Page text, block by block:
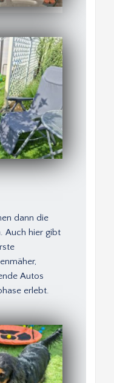
dann die
Auch hier gibt
Autos
erlebt.